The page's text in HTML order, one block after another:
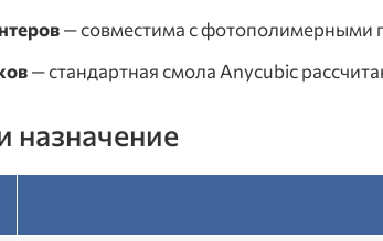
— совместима с фотополимерными
— стандартная смола Anycubic
назначение